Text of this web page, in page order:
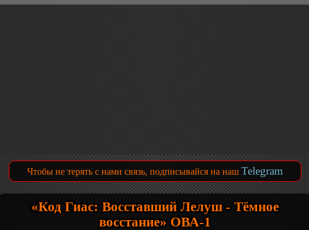
Чтобы не терять с нами связь, подписывайся на наш Telegram
«Код Гиас: Восставший Лелуш - Тёмное
восстание» ОВА-1